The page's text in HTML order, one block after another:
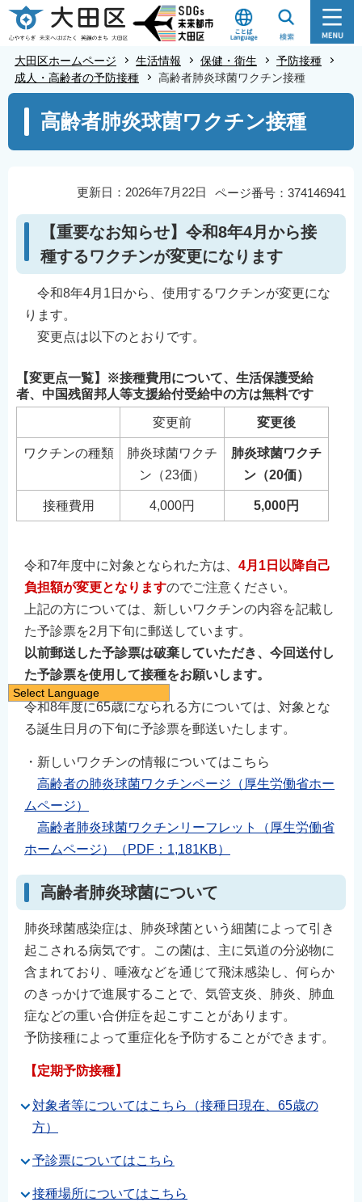
こ
の
ジ
大田区ホームページ 生活情報 保健・衛生
予防接種
成人・高齢者の予防接種
高齢者肺炎球菌ワクチン接種
こ
ら
高齢者肺炎球菌ワクチン接種
ページ番号：374146941
更新日：2026年7月22日
【重要なお知らせ】令和8年4月から接
種するワクチンが変更になります
令和8年4月1日から、使用するワクチンが変更にな
ります。
変更点は以下のとおりです。
【変更点一覧】※接種費用について、生活保護受給
者、中国残留邦人等支援給付受給中の方は無料です
変更前 変更後
ワクチンの種類
肺炎球菌ワクチ
ン（23価）
肺炎球菌ワクチ
ン（20価）
接種費用 4,000円 5,000円
令和7年度中に対象となられた方は、 4月1日以降自己
負担額が変更となりますのでご注意ください。
上記の方については、新しいワクチンの内容を記載し
た予診票を2月下旬に郵送しています。
以前郵送した予診票は破棄していただき、今回送付し
た予診票を使用して接種をお願いします。
令和8年度に65歳になられる方については、対象とな
る誕生日月の下旬に予診票を郵送いたします。
・新しいワクチンの情報についてはこちら
高齢者の肺炎球菌ワクチンページ（厚生労働省ホー
ムページ）
高齢者肺炎球菌ワクチンリーフレット（厚生労働省
ホームページ）（PDF：1,181KB）
高齢者肺炎球菌について
肺炎球菌感染症は、肺炎球菌という細菌によって引き
起こされる病気です。この菌は、主に気道の分泌物に
含まれており、唾液などを通じて飛沫感染し、何らか
のきっかけで進展することで、気管支炎、肺炎、肺血
症などの重い合併症を起こすことがあります。
予防接種によって重症化を予防することができます。
【定期予防接種】
対象者等についてはこちら（接種日現在、65歳の
方）
予診票についてはこちら
接種場所についてはこちら
Select Language
日本語
English
简体中文
繁體中文
한국어